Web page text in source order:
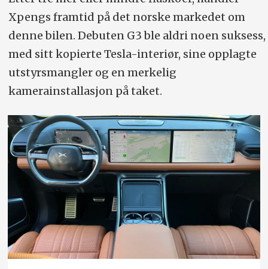
Xpengs framtid på det norske markedet om
denne bilen. Debuten G3 ble aldri noen suksess,
med sitt kopierte Tesla-interiør, sine opplagte
utstyrsmangler og en merkelig
kamerainstallasjon på taket.